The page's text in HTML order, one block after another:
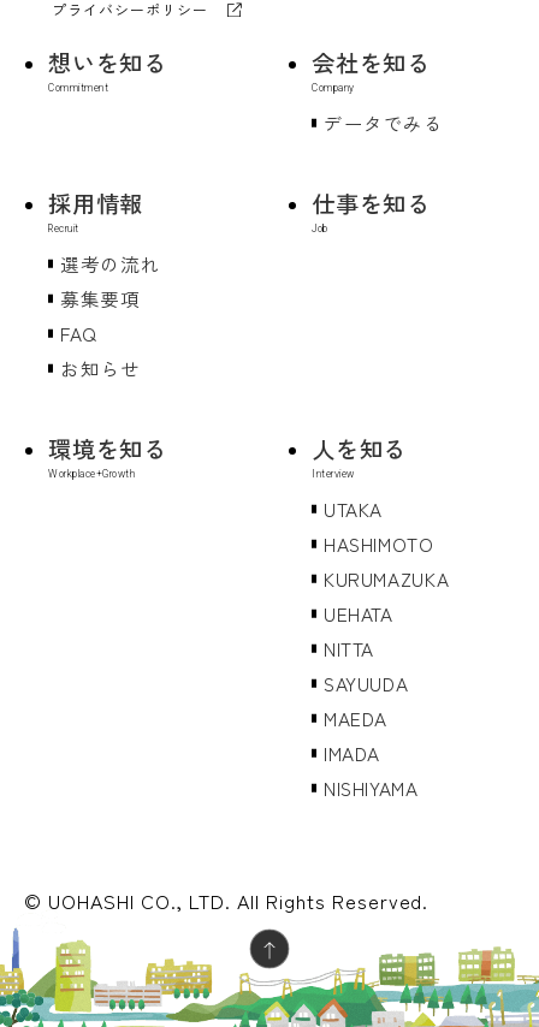
プライバシーポリシー
想いを知る 会社を知る
データでみる
採用情報
選考の流れ
募集要項
FAQ
お知らせ
仕事を知る
環境を知る 人を知る
UTAKA
HASHIMOTO
KURUMAZUKA
UEHATA
NITTA
SAYUUDA
MAEDA
IMADA
NISHIYAMA
© UOHASHI CO., LTD. All Rights Reserved.